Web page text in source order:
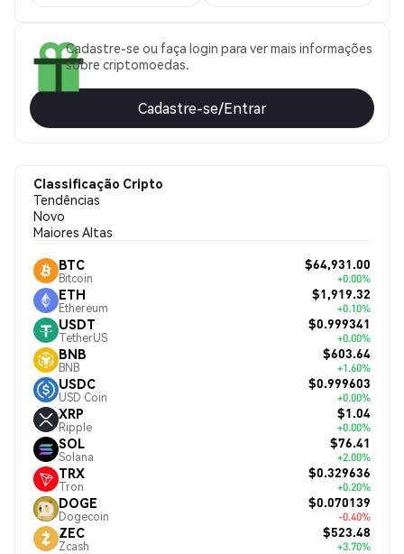
Cadastre-se ou faça login para ver mais informações
sobre criptomoedas.
Cadastre-se/Entrar
Classificação Cripto
Tendências
Novo
Maiores Altas
BTC
Bitcoin
$64,931.00
+0.00%
ETH
Ethereum
$1,919.32
+0.10%
USDT
TetherUS
$0.999341
+0.00%
BNB
BNB
$603.64
+1.60%
USDC
USD Coin
$0.999603
+0.00%
XRP
Ripple
$1.04
+0.00%
SOL
Solana
$76.41
+2.00%
TRX
Tron
$0.329636
+0.20%
DOGE
Dogecoin
$0.070139
-0.40%
ZEC
Zcash
$523.48
+3.70%